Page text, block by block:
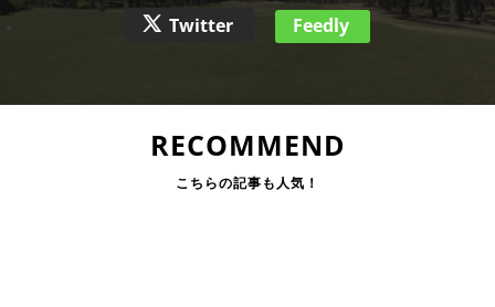
Twitter Feedly
RECOMMEND